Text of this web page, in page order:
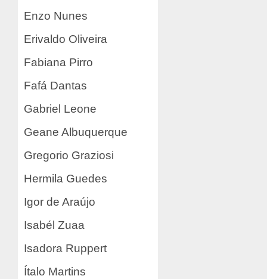
Enzo Nunes
Erivaldo Oliveira
Fabiana Pirro
Fafá Dantas
Gabriel Leone
Geane Albuquerque
Gregorio Graziosi
Hermila Guedes
Igor de Araújo
Isabél Zuaa
Isadora Ruppert
Ítalo Martins